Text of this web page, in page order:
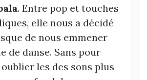
. Entre pop et touches
elle nous a décidé
de nous emmener
de danse. Sans pour
les des sons plus